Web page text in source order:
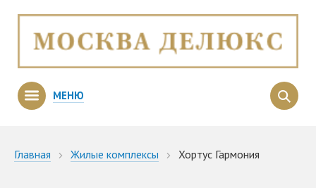
МЕНЮ
Главная Жилые комплексы Хортус Гармония